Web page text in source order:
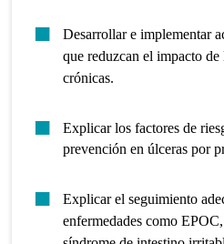
Desarrollar e implementar
que reduzcan el impacto
crónicas.
Explicar los factores de
prevención en úlceras por
Explicar el seguimiento
enfermedades como